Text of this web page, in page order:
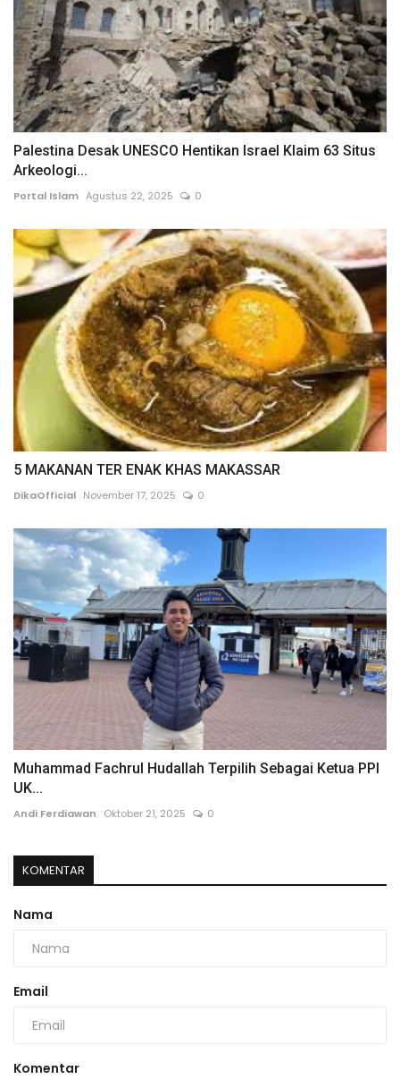
Palestina Desak UNESCO Hentikan Israel Klaim 63 Situs
Arkeologi...
Portal Islam Agustus 22, 2025 0
5 MAKANAN TER ENAK KHAS MAKASSAR
DikaOfficial November 17, 2025 0
Muhammad Fachrul Hudallah Terpilih Sebagai Ketua PPI
UK...
Andi Ferdiawan Oktober 21, 2025 0
KOMENTAR
Nama
Email
Komentar